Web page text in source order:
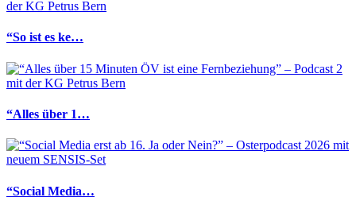
“So ist es ke…
“Alles über 1…
“Social Media…